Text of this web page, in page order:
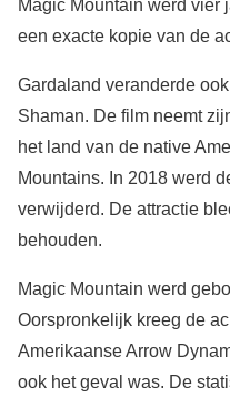
Magic Mountain werd vier
een exacte kopie van de
Gardaland veranderde
Shaman. De film neemt
het land van de native
Mountains. In 2018 werd
verwijderd. De attractie
behouden.
Magic Mountain werd
Oorspronkelijk kreeg de
Amerikaanse Arrow
ook het geval was. De